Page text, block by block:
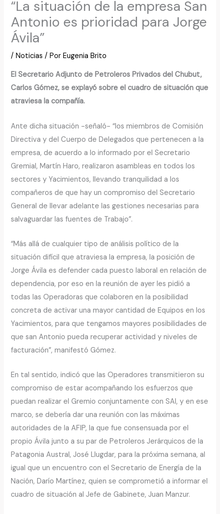
“La situación de la empresa San
Antonio es prioridad para Jorge
Ávila”
/Noticias / PorEugenia Brito
El Secretario Adjunto de Petroleros Privados del Chubut,
Carlos Gómez, se explayó sobre el cuadro de situación que
atraviesa la compañía.
Ante dicha situación -señaló- “los miembros de Comisión
Directiva y del Cuerpo de Delegados que pertenecen a la
empresa, de acuerdo a lo informado por el Secretario
Gremial, Martín Haro, realizaron asambleas en todos los
sectores y Yacimientos, llevando tranquilidad a los
compañeros de que hay un compromiso del Secretario
General de llevar adelante las gestiones necesarias para
salvaguardar las fuentes de Trabajo”.
“Más allá de cualquier tipo de análisis político de la
situación difícil que atraviesa la empresa, la posición de
Jorge Ávila es defender cada puesto laboral en relación de
dependencia, por eso en la reunión de ayer les pidió a
todas las Operadoras que colaboren en la posibilidad
concreta de activar una mayor cantidad de Equipos en los
Yacimientos, para que tengamos mayores posibilidades de
que san Antonio pueda recuperar actividad y niveles de
facturación”, manifestó Gómez.
En tal sentido, indicó que las Operadores transmitieron su
compromiso de estar acompañando los esfuerzos que
puedan realizar el Gremio conjuntamente con SAI, y en ese
marco, se debería dar una reunión con las máximas
autoridades de la AFIP, la que fue consensuada por el
propio Ávila junto a su par de Petroleros Jerárquicos de la
Patagonia Austral, José Llugdar, para la próxima semana, al
igual que un encuentro con el Secretario de Energía de la
Nación, Darío Martínez, quien se comprometió a informar el
cuadro de situación al Jefe de Gabinete, Juan Manzur.